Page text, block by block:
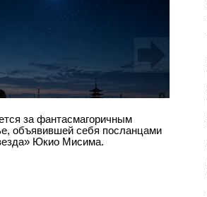
за фантасмагоричным
объявившей себя посланцами
Юкио Мисима.